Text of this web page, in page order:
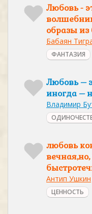
Любовь -
образы
Бабаян
ФАНТАЗИЯ
Любовь –
иногда –
Владимир
любовь
Антип Ушкин
ЦЕННОСТЬ